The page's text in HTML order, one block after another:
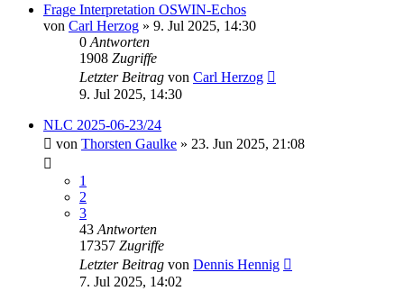
Frage Interpretation OSWIN-Echos
von Carl Herzog » 9. Jul 2025, 14:30
0 Antworten
1908 Zugriffe
Letzter Beitrag von Carl Herzog
9. Jul 2025, 14:30
NLC 2025-06-23/24
von Thorsten Gaulke » 23. Jun 2025, 21:08
1
2
3
43 Antworten
17357 Zugriffe
Letzter Beitrag von Dennis Hennig
7. Jul 2025, 14:02